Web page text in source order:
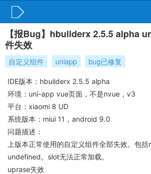
【报Bug】hbuilderx 2.5.5 alpha
件失效
自定义组件 uniapp bug已修复
IDE版本：hbuilderx 2.5.5 alpha
环境：uni-app vue页面，不是nvue，v3
平台：xiaomi 8 UD
系统版本：miui 11，android 9.0
问题描述：
上版本正常使用的自定义组件全部失效。包
undefined。slot无法正常加载。
uprase失效